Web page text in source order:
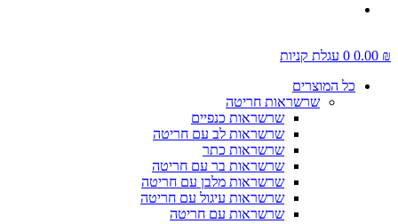
0.00 ₪
0 עגלת קניות
כל המוצרים
שרשראות חריטה
שרשראות כנפיים
שרשראות לב עם חריטה
שרשראות כתר
שרשראות בר עם חריטה
שרשראות מלבן עם חריטה
שרשראות עיגול עם חריטה
שרשראות עם חריטה